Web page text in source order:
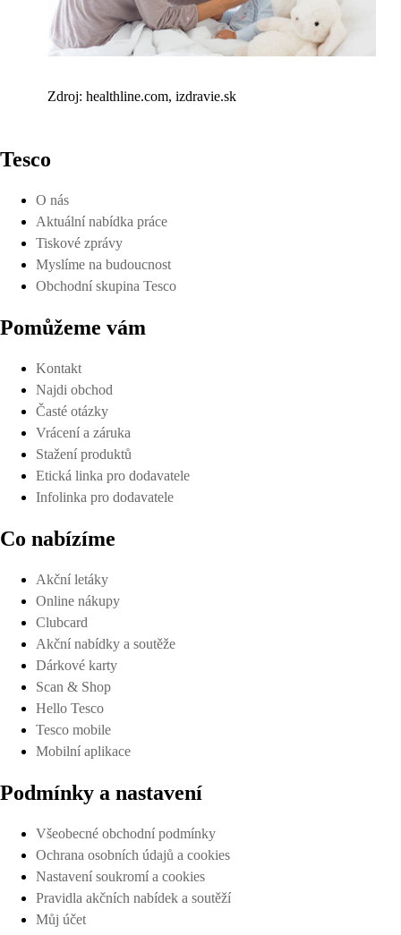
Zdroj: healthline.com, izdravie.sk
Tesco
O nás
Aktuální nabídka práce
Tiskové zprávy
Myslíme na budoucnost
Obchodní skupina Tesco
Pomůžeme vám
Kontakt
Najdi obchod
Časté otázky
Vrácení a záruka
Stažení produktů
Etická linka pro dodavatele
Infolinka pro dodavatele
Co nabízíme
Akční letáky
Online nákupy
Clubcard
Akční nabídky a soutěže
Dárkové karty
Scan & Shop
Hello Tesco
Tesco mobile
Mobilní aplikace
Podmínky a nastavení
Všeobecné obchodní podmínky
Ochrana osobních údajů a cookies
Nastavení soukromí a cookies
Pravidla akčních nabídek a soutěží
Můj účet